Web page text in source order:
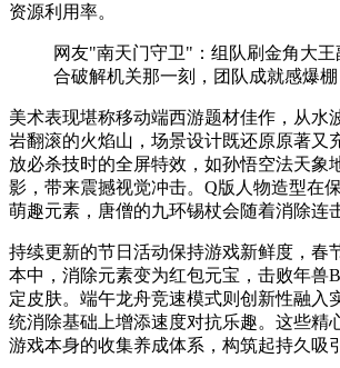
资源利用率。
网友"南天门守卫"：组队刷金角大
合破解机关那一刻，团队成就感爆棚
美术表现堪称移动端西游题材佳作，从水
岩翻滚的火焰山，场景设计既还原原著又
放必杀技时的全屏特效，如孙悟空法天象
影，带来震撼视觉冲击。Q版人物造型在
萌趣元素，唐僧的九环锡杖会随着消除连
持续更新的节日活动保持游戏新鲜度，春
本中，消除元素变为红包元宝，击败年兽
定皮肤。端午龙舟竞速模式则创新性融入
统消除基础上增添速度对抗乐趣。这些精
游戏本身的收集养成体系，构筑起持久吸